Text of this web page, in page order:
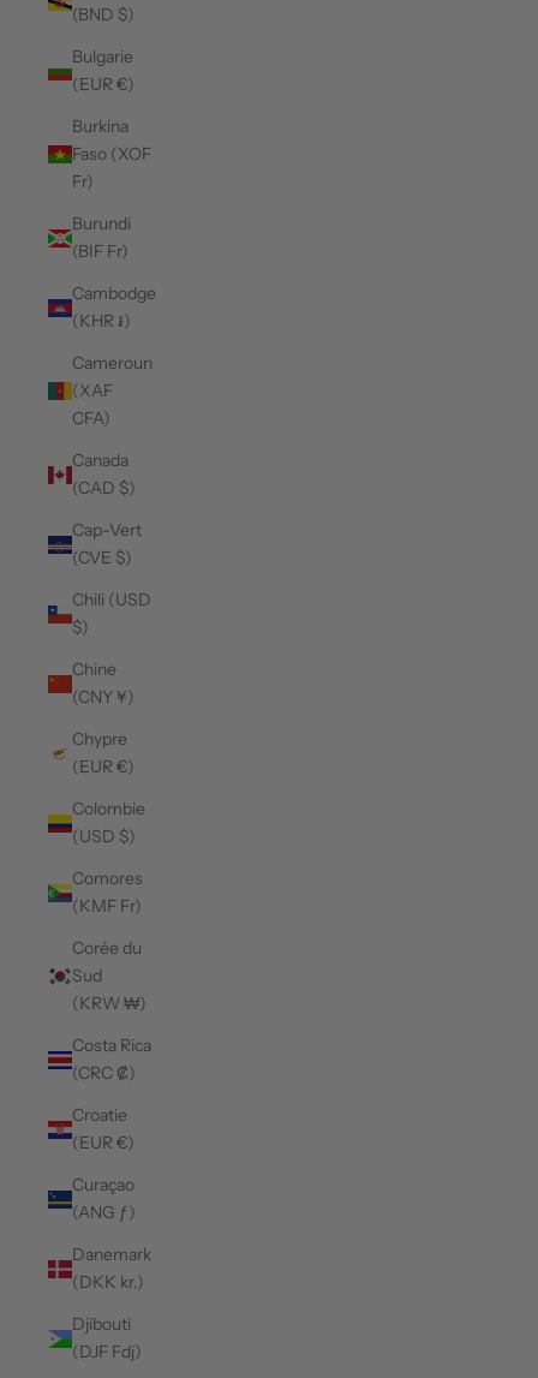
(BND $)
Bulgarie
(EUR €)
Burkina
Faso (XOF
Fr)
Burundi
(BIF Fr)
Cambodge
(KHR ៛)
Cameroun
(XAF
CFA)
Canada
(CAD $)
Cap-Vert
(CVE $)
Chili (USD
$)
Chine
(CNY ¥)
Chypre
(EUR €)
Colombie
(USD $)
Comores
(KMF Fr)
Corée du
Sud
(KRW ₩)
Costa Rica
(CRC ₡)
Croatie
(EUR €)
Curaçao
(ANG ƒ)
Danemark
(DKK kr.)
Djibouti
(DJF Fdj)